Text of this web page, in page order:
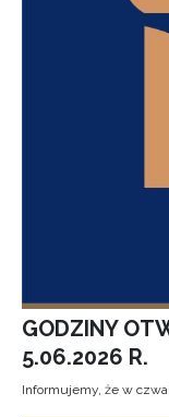
GODZINY
5.06.2026 R.
Informujemy, że w